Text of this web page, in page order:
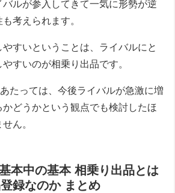
ルが参入してきて一気に形勢が逆
考えられます。
すいということは、ライバルにと
すいのが相乗り出品です。
たっては、今後ライバルが急激に増
かどうかという観点でも検討したほ
ん。
本中の基本 相乗り出品とは
録なのか まとめ